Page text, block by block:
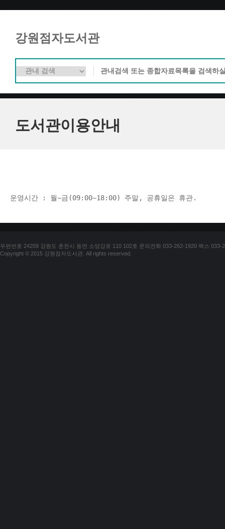
강원점자도서관
도서관이용안내
운영시간 : 월~금(09:00~18:00) 주말, 공휴일은 휴관.
우편번호 24209 강원도 춘천시 동면 소양강로 110 102호 문의전화 033-262-1920 팩스 033-
Copyright © 2015 강원점자도서관. All rights reserved.